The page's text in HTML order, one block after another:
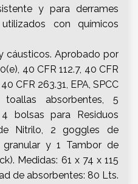
y para derrames
con químicos
cáusticos. Aprobado por
40 CFR 112.7, 40 CFR
CFR 263.31, EPA, SPCC
absorbentes, 5
bolsas para Residuos
Nitrilo, 2 goggles de
granular y 1 Tambor de
Medidas: 61 x 74 x 115
de absorbentes: 80 Lts.